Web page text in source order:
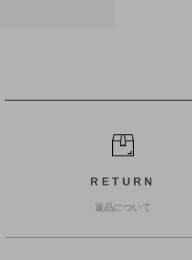
RETURN
返品について